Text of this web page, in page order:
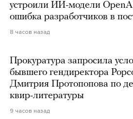
устроили ИИ-модели
ошибка разработчиков в
8 часов назад
Прокуратура запросила
бывшего гендиректора
Дмитрия Протопопова по
квир-литературы
9 часов назад